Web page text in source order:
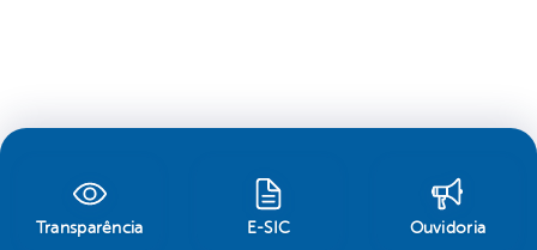
Transparência E-SIC Ouvidoria